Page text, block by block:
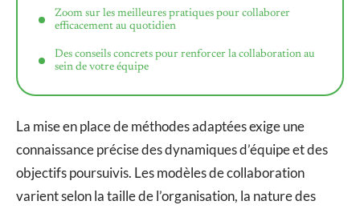
Zoom sur les meilleures pratiques pour collaborer
efficacement au quotidien
Des conseils concrets pour renforcer la collaboration au
sein de votre équipe
La mise en place de méthodes adaptées exige une
connaissance précise des dynamiques d’équipe et des
objectifs poursuivis. Les modèles de collaboration
varient selon la taille de l’organisation, la nature des